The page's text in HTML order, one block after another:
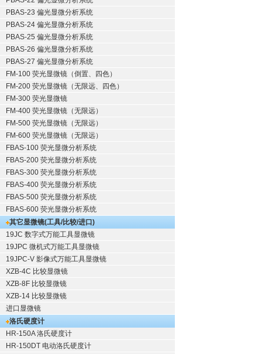
PBAS-23 偏光显微分析系统
PBAS-24 偏光显微分析系统
PBAS-25 偏光显微分析系统
PBAS-26 偏光显微分析系统
PBAS-27 偏光显微分析系统
FM-100 荧光显微镜（倒置、四色）
FM-200 荧光显微镜（无限远、四色）
FM-300 荧光显微镜
FM-400 荧光显微镜（无限远）
FM-500 荧光显微镜（无限远）
FM-600 荧光显微镜（无限远）
FBAS-100 荧光显微分析系统
FBAS-200 荧光显微分析系统
FBAS-300 荧光显微分析系统
FBAS-400 荧光显微分析系统
FBAS-500 荧光显微分析系统
FBAS-600 荧光显微分析系统
其它显微镜(工具/比较/进口)
19JC 数字式万能工具显微镜
19JPC 微机式万能工具显微镜
19JPC-V 影像式万能工具显微镜
XZB-4C 比较显微镜
XZB-8F 比较显微镜
XZB-14 比较显微镜
进口显微镜
洛氏硬度计
HR-150A 洛氏硬度计
HR-150DT 电动洛氏硬度计